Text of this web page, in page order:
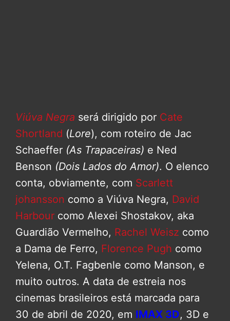
Viúva Negra será dirigido por Cate
Shortland (Lore), com roteiro de Jac
Schaeffer (As Trapaceiras) e Ned
Benson (Dois Lados do Amor). O elenco
conta, obviamente, com Scarlett
johansson como a Viúva Negra, David
Harbour como Alexei Shostakov, aka
Guardião Vermelho, Rachel Weisz como
a Dama de Ferro, Florence Pugh como
Yelena, O.T. Fagbenle como Manson, e
muito outros. A data de estreia nos
cinemas brasileiros está marcada para
30 de abril de 2020, em IMAX 3D, 3D e